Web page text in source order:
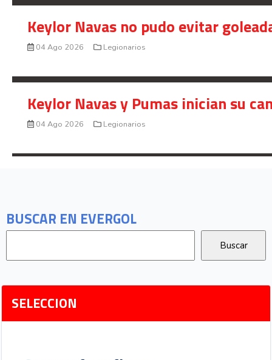
BUSCAR EN EVERGOL
SELECCION
Keylor Navas no pudo evitar
04 Ago 2026 Legionarios
Keylor Navas y Pumas inician su
04 Ago 2026 Legionarios